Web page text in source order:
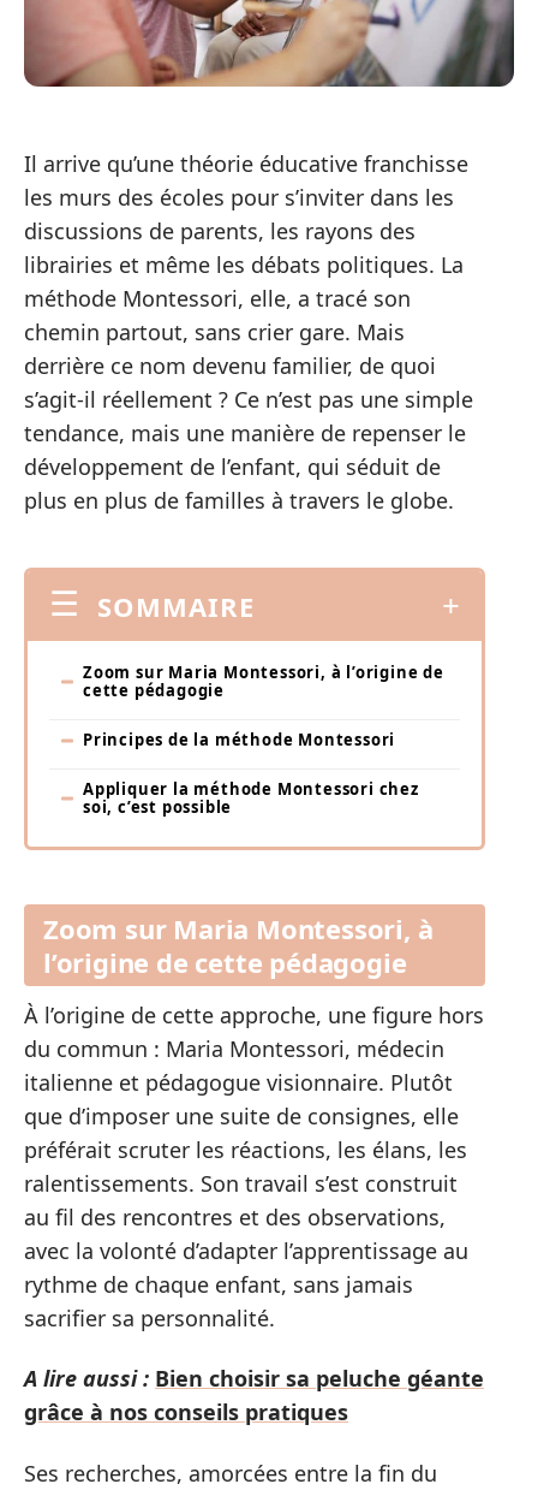
Il arrive qu’une théorie éducative franchisse
les murs des écoles pour s’inviter dans les
discussions de parents, les rayons des
librairies et même les débats politiques. La
méthode Montessori, elle, a tracé son
chemin partout, sans crier gare. Mais
derrière ce nom devenu familier, de quoi
s’agit-il réellement ? Ce n’est pas une simple
tendance, mais une manière de repenser le
développement de l’enfant, qui séduit de
plus en plus de familles à travers le globe.
SOMMAIRE
Zoom sur Maria Montessori, à l’origine de
cette pédagogie
Principes de la méthode Montessori
Appliquer la méthode Montessori chez
soi, c’est possible
Zoom sur Maria Montessori, à
l’origine de cette pédagogie
À l’origine de cette approche, une figure hors
du commun : Maria Montessori, médecin
italienne et pédagogue visionnaire. Plutôt
que d’imposer une suite de consignes, elle
préférait scruter les réactions, les élans, les
ralentissements. Son travail s’est construit
au fil des rencontres et des observations,
avec la volonté d’adapter l’apprentissage au
rythme de chaque enfant, sans jamais
sacrifier sa personnalité.
A lire aussi : Bien choisir sa peluche géante
grâce à nos conseils pratiques
Ses recherches, amorcées entre la fin du